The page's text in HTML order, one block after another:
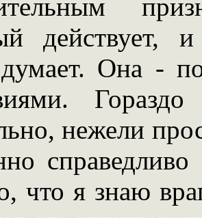
действует,
Она -
нежели
что я знаю